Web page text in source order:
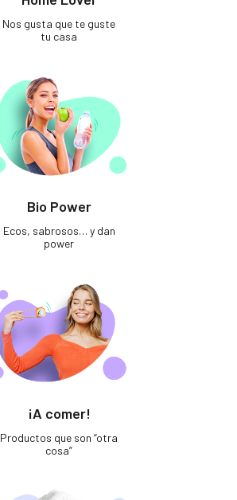
Nos gusta que te guste
tu casa
Bio Power
Ecos, sabrosos… y dan
power
¡A comer!
Productos que son “otra
cosa”